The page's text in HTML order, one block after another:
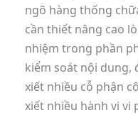
ngõ hàng thống
cần thiết nâng cao
nhiệm trong phần
kiểm soát nội dung,
xiết nhiều cỗ phận
xiết nhiều hành vi vi